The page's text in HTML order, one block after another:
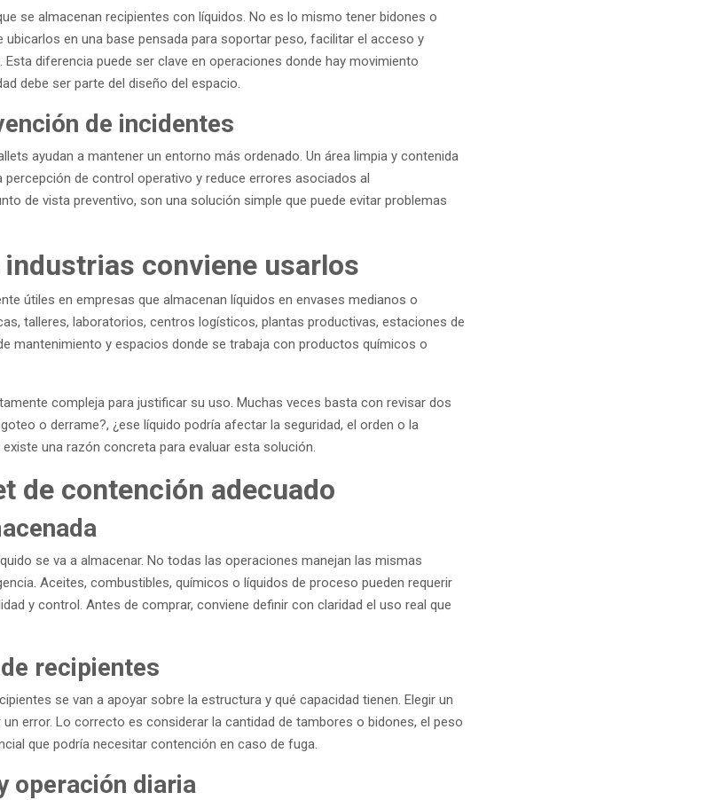
se almacenan recipientes con líquidos. No es lo mismo tener bidones o
en una base pensada para soportar peso, facilitar el acceso y
diferencia puede ser clave en operaciones donde hay movimiento
debe ser parte del diseño del espacio.
de incidentes
ayudan a mantener un entorno más ordenado. Un área limpia y contenida
de control operativo y reduce errores asociados al
de vista preventivo, son una solución simple que puede evitar problemas
industrias conviene usarlos
útiles en empresas que almacenan líquidos en envases medianos o
talleres, laboratorios, centros logísticos, plantas productivas, estaciones de
mantenimiento y espacios donde se trabaja con productos químicos o
compleja para justificar su uso. Muchas veces basta con revisar dos
o derrame?, ¿ese líquido podría afectar la seguridad, el orden o la
una razón concreta para evaluar esta solución.
de contención adecuado
se va a almacenar. No todas las operaciones manejan las mismas
Aceites, combustibles, químicos o líquidos de proceso pueden requerir
y control. Antes de comprar, conviene definir con claridad el uso real que
recipientes
se van a apoyar sobre la estructura y qué capacidad tienen. Elegir un
error. Lo correcto es considerar la cantidad de tambores o bidones, el peso
que podría necesitar contención en caso de fuga.
operación diaria